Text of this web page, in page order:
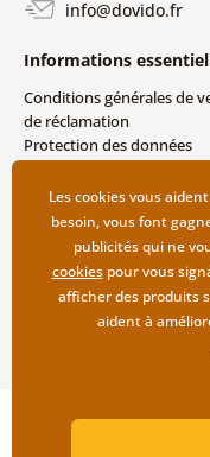
info@dovido.fr
Informations
Conditions générales de
de réclamation
Protection des données
Modes de livraison et de
paiement
Retour des produits
Les cookies vous
besoin, vous font
publicités qui ne
cookiespour vous
afficher des produits
aident à